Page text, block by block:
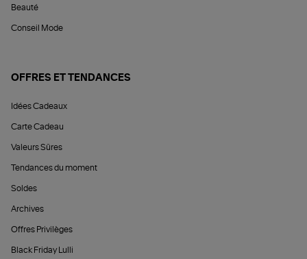
Beauté
Conseil Mode
OFFRES ET TENDANCES
Idées Cadeaux
Carte Cadeau
Valeurs Sûres
Tendances du moment
Soldes
Archives
Offres Privilèges
Black Friday Lulli